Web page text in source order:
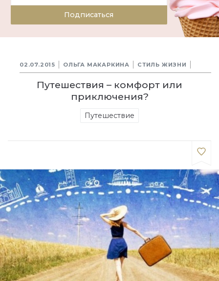
Подписаться
02.07.2015 ОЛЬГА МАКАРКИНА СТИЛЬ ЖИЗНИ
Путешествия – комфорт или
приключения?
Путешествие